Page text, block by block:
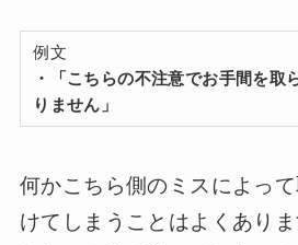
例文
・「こちらの不注意でお手間を取
りません」
何かこちら側のミスによっ
けてしまうことはよくあり